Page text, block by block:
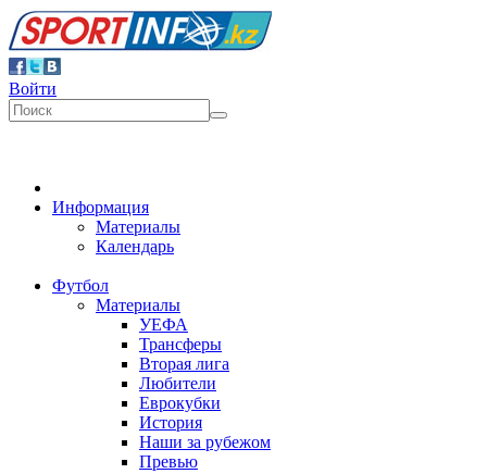
Войти
Информация
Материалы
Календарь
Футбол
Материалы
УЕФА
Трансферы
Вторая лига
Любители
Еврокубки
История
Наши за рубежом
Превью